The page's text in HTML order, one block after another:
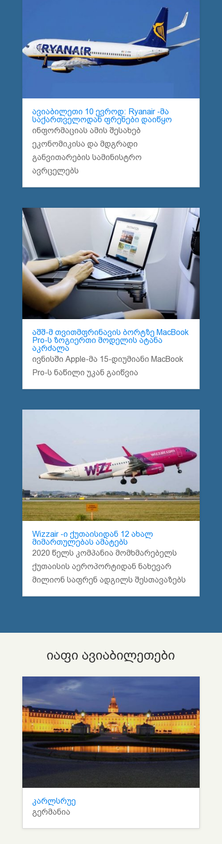
ავიაბილეთი 10 ევროდ: Ryanair -მა
საქართველოდან ფრენები დაიწყო
ინფორმაციას ამის შესახებ
ეკონომიკისა და მდგრადი
განვითარების სამინისტრო
ავრცელებს
აშშ-მ თვითმფრინავის ბორტზე MacBook
Pro-ს ზოგიერთი მოდელის ატანა
აკრძალა
ივნისში Apple-მა 15-დიუმიანი MacBook
Pro-ს ნაწილი უკან გაიწვია
Wizzair -ი ქუთაისიდან 12 ახალ
მიმართულებას ამატებს
2020 წელს კომპანია მომხმარებელს
ქუთაისის აეროპორტიდან ნახევარ
მილიონ საფრენ ადგილს შესთავაზებს
იაფი ავიაბილეთები
კარლსრუე
გერმანია